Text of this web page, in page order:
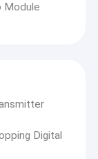
Module
Digital